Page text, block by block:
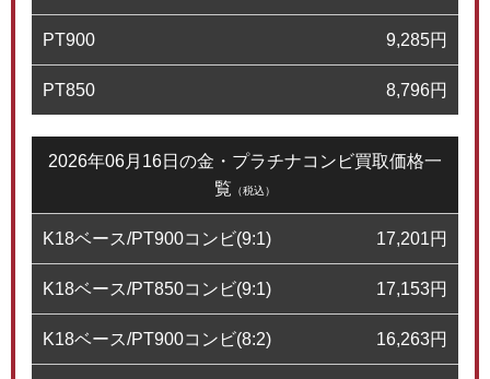
PT900 9,285円
PT850 8,796円
2026年06月16日の金・プラチナコンビ買取価格一
覧 （税込）
K18ベース/PT900コンビ(9:1) 17,201円
K18ベース/PT850コンビ(9:1) 17,153円
K18ベース/PT900コンビ(8:2) 16,263円